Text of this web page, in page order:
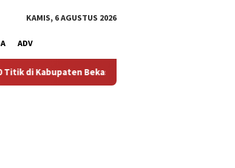
KAMIS, 6 AGUSTUS 2026
ADV
Bekasi Alami Krisis Air Bersih